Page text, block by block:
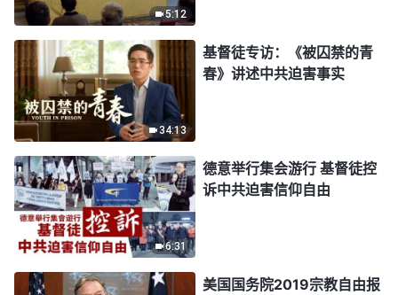
5:12
34:13
基督徒专访：《被囚禁的青
春》讲述中共迫害事实
6:31
德意举行集会游行 基督徒控
诉中共迫害信仰自由
美国国务院2019宗教自由报